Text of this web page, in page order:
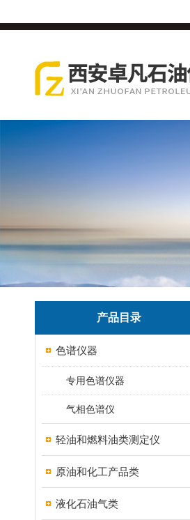
产品目录
色谱仪器
专用色谱仪器
气相色谱仪
轻油和燃料油类测定仪
原油和化工产品类
液化石油气类